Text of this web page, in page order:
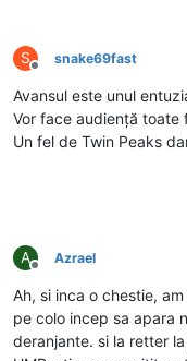
S
Deconectat
snake69fast
Avansul este unul
Vor face audiență toate
Un fel de Twin Peaks
A
Deconectat
Azrael
Ah, si inca o chestie,
pe colo incep sa apara
deranjante. si la retter